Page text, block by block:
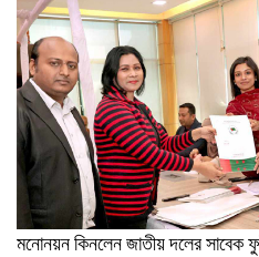
মনোনয়ন কিনলেন জাতীয় দলের সাবেক